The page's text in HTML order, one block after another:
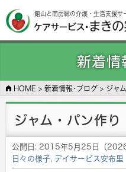
館山と南房総の介護・生活支援サ
新着情
HOME > 新着情報･ブログ > ジャ
ジャム・パン作り
公開日: 2015年5月25日 （
日々の様子, デイサービス安布里